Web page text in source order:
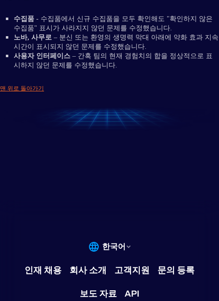
수집품 - 수집품에서 신규 수집품을 모두 확인해도 "확인하지 않은
수집품" 표시가 사라지지 않던 문제를 수정했습니다.
노바, 사무로 – 분신 또는 환영의 생명력 막대 아래에 약화 효과 지속
시간이 표시되지 않던 문제를 수정했습니다.
사용자 인터페이스 – 간혹 팀의 현재 경험치의 합을 정상적으로 표
시하지 않던 문제를 수정했습니다.
맨 위로 돌아가기